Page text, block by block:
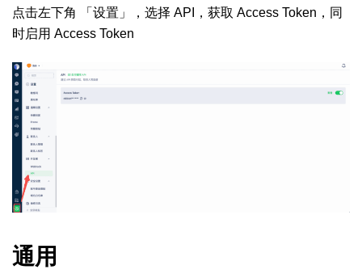
点击左下角 「设置」，选择 API，获取 Access Token，同
时启用 Access Token
通用